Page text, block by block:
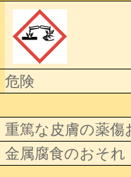
危険
重篤な皮膚の薬傷
金属腐食のおそれ